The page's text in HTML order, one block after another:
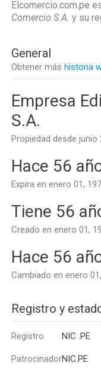
Elcomercio.com.pe
Comercio S.A. y su
General
Obtener más historia
Empresa
S.A.
Propiedad desde junio
Hace 56
Expira en enero 01,
Tiene 56
Creado en enero 01,
Hace 56
Cambiado en enero
Registro y
Registro NIC .PE
PatrocinadorNIC.PE